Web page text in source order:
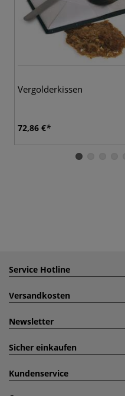
Vergolderkissen
72,86 €
Service Hotline
Versandkosten
Newsletter
Sicher einkaufen
Kundenservice